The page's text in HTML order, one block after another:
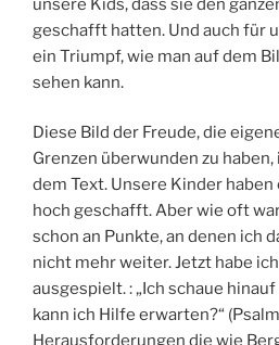
unsere Kids, dass sie den
geschafft hatten. Und auch für
ein Triumpf, wie man auf dem
sehen kann.
Diese Bild der Freude, die
Grenzen überwunden zu
dem Text. Unsere Kinder haben
hoch geschafft. Aber wie oft
schon an Punkte, an denen ich
nicht mehr weiter. Jetzt habe
ausgespielt. : „Ich schaue
kann ich Hilfe erwarten?“